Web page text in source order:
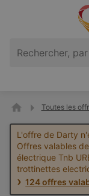
Toutes les
L'offre de Darty
Offres valables
électrique Tnb
trottinettes
124 offres